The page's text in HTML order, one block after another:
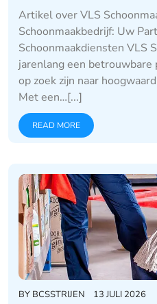
Artikel over VLS
Schoonmaakbedrijf: Uw
Schoonmaakdiensten VLS
jarenlang een
op zoek zijn naar
Met een…[...]
READ MORE
BY BCSSTRIJEN 13 JULI 2026